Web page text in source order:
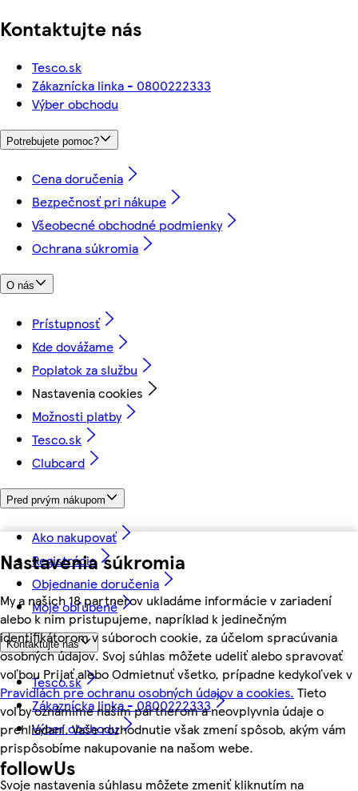
Nastavenia súkromia
My a našich 18 partnerov ukladáme informácie v zariadení
alebo k nim pristupujeme, napríklad k jedinečným
identifikátorom v súboroch cookie, za účelom spracúvania
osobných údajov. Svoj súhlas môžete udeliť alebo spravovať
voľbou Prijať alebo Odmietnuť všetko, prípadne kedykoľvek v
Pravidlách pre ochranu osobných údajov a cookies. Tieto
voľby oznámime našim partnerom a neovplyvnia údaje o
prehliadaní. Vaše rozhodnutie však zmení spôsob, akým vám
prispôsobíme nakupovanie na našom webe.
Svoje nastavenia súhlasu môžete zmeniť kliknutím na
Kontaktujte nás
Tesco.sk
Zákaznícka linka - 0800222333
Výber obchodu
Potrebujete pomoc?
Cena doručenia
Bezpečnosť pri nákupe
Všeobecné obchodné podmienky
Ochrana súkromia
O nás
Prístupnosť
Kde dovážame
Poplatok za službu
Nastavenia cookies
Možnosti platby
Tesco.sk
Clubcard
Pred prvým nákupom
Ako nakupovať
Registrácia
Objednanie doručenia
Moje obľúbené
Kontaktujte nás
Tesco.sk
Zákaznícka linka - 0800222333
Výber obchodu
followUs